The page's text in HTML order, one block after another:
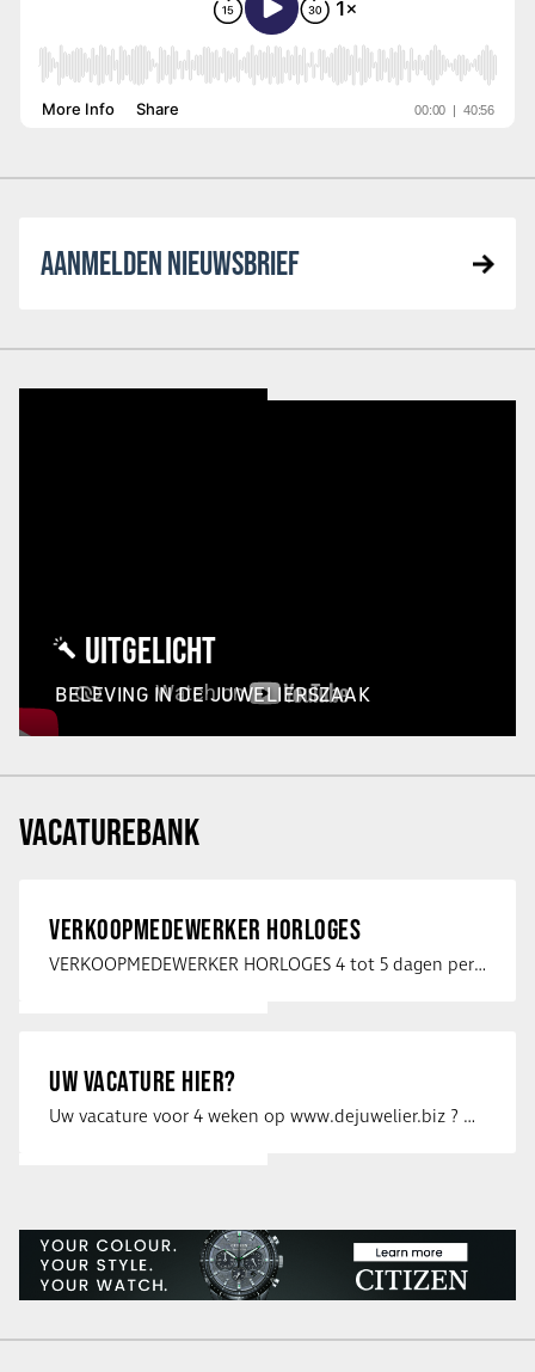
AANMELDEN NIEUWSBRIEF
UITGELICHT
BELEVING IN DE JUWELIERSZAAK
VACATUREBANK
VERKOOPMEDEWERKER HORLOGES
VERKOOPMEDEWERKER HORLOGES 4 tot 5 dagen per week Heb jij een passie voor …
UW VACATURE HIER?
Uw vacature voor 4 weken op www.dejuwelier.biz ? Neem dan contact op met …